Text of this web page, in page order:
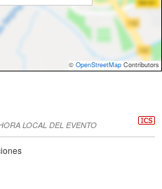
© OpenStreetMap Contributors
LOCAL DEL EVENTO